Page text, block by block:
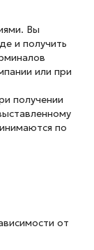
Вы
и получить
или при
получении
по
от